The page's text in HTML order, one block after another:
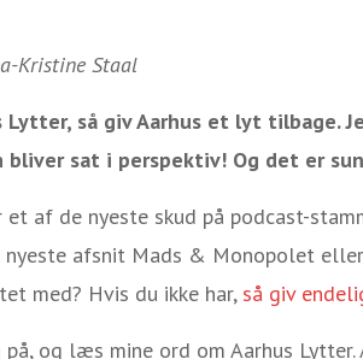
Kristine Staal
Lytter, så giv Aarhus et lyt tilbage.
bliver sat i perspektiv! Og det er
af de nyeste skud på podcast-
afsnit Mads & Monopolet
med? Hvis du ikke har, så giv
og læs mine ord om Aarhus